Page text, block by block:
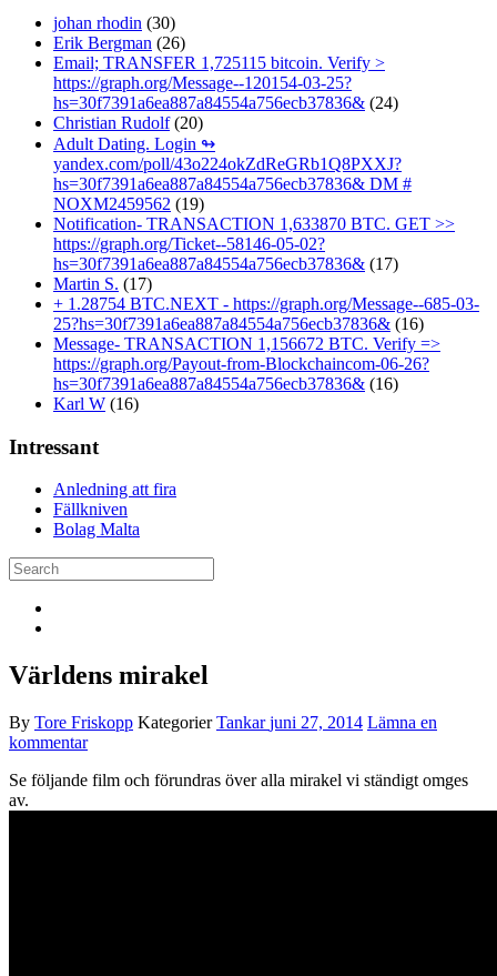
johan rhodin (30)
Erik Bergman (26)
Email; TRANSFER 1,725115 bitcoin. Verify >
https://graph.org/Message--120154-03-25?
hs=30f7391a6ea887a84554a756ecb37836& (24)
Christian Rudolf(20)
Adult Dating. Login ↬
yandex.com/poll/43o224okZdReGRb1Q8PXXJ?
hs=30f7391a6ea887a84554a756ecb37836& DM #
NOXM2459562 (19)
Notification- TRANSACTION 1,633870 BTC. GET >>
https://graph.org/Ticket--58146-05-02?
hs=30f7391a6ea887a84554a756ecb37836& (17)
Martin S. (17)
+ 1.28754 BTC.NEXT - https://graph.org/Message--685-03-
25?hs=30f7391a6ea887a84554a756ecb37836& (16)
Message- TRANSACTION 1,156672 BTC. Verify =>
https://graph.org/Payout-from-Blockchaincom-06-26?
hs=30f7391a6ea887a84554a756ecb37836& (16)
Karl W (16)
Intressant
Anledning att fira
Fällkniven
Bolag Malta
Världens mirakel
By Tore Friskopp KategorierTankar juni 27, 2014 Lämna en
kommentar
Se följande film och förundras över alla mirakel vi ständigt omges
av.